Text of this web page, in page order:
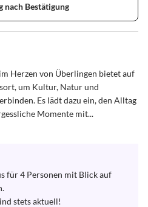
nach Bestätigung
Herzen von Überlingen bietet auf
um Kultur, Natur und
Es lädt dazu ein, den Alltag
Momente mit...
für 4 Personen mit Blick auf
stets aktuell!